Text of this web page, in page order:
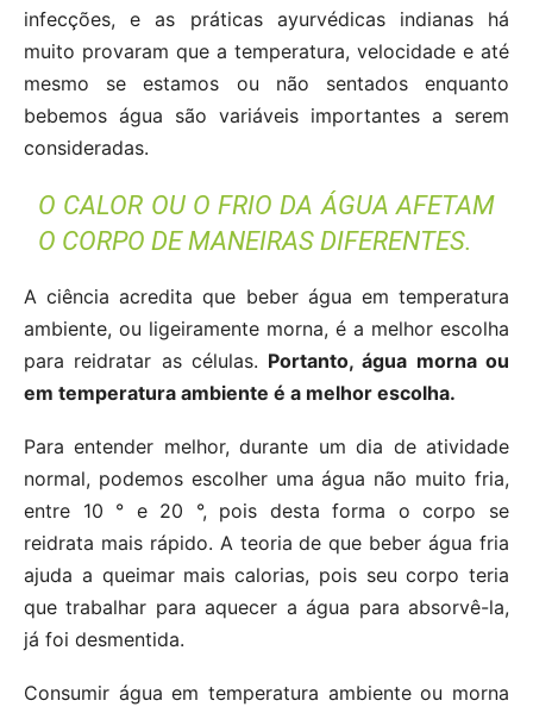
infecções, e as práticas ayurvédicas indianas há
muito provaram que a temperatura, velocidade e até
mesmo se estamos ou não sentados enquanto
bebemos água são variáveis importantes a serem
consideradas.
O CALOR OU O FRIO DA ÁGUA AFETAM
O CORPO DE MANEIRAS DIFERENTES.
A ciência acredita que beber água em temperatura
ambiente, ou ligeiramente morna, é a melhor escolha
para reidratar as células. Portanto, água morna ou
em temperatura ambiente é a melhor escolha.
Para entender melhor, durante um dia de atividade
normal, podemos escolher uma água não muito fria,
entre 10 ° e 20 °, pois desta forma o corpo se
reidrata mais rápido. A teoria de que beber água fria
ajuda a queimar mais calorias, pois seu corpo teria
que trabalhar para aquecer a água para absorvê-la,
já foi desmentida.
Consumir água em temperatura ambiente ou morna